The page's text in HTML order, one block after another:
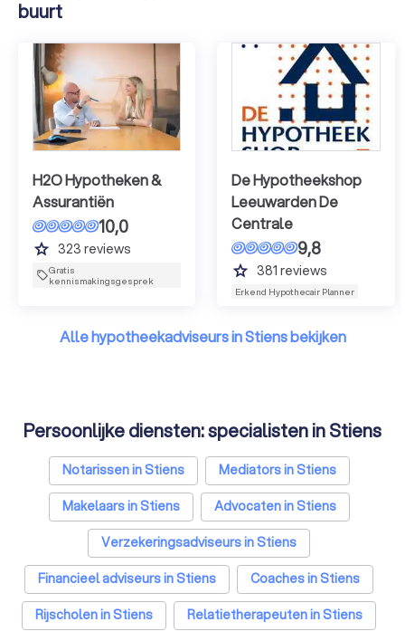
buurt
H2O Hypotheken &
Assurantiën
10,0
grade 323 reviews
Gratis
kennismakingsgesprek
De Hypotheekshop
Leeuwarden De
Centrale
9,8
grade 381 reviews
Erkend Hypothecair Planner
Alle hypotheekadviseurs in Stiens bekijken
Persoonlijke diensten: specialisten in Stiens
Notarissen in Stiens
Mediators in Stiens
Makelaars in Stiens
Advocaten in Stiens
Verzekeringsadviseurs in Stiens
Financieel adviseurs in Stiens
Coaches in Stiens
Rijscholen in Stiens
Relatietherapeuten in Stiens